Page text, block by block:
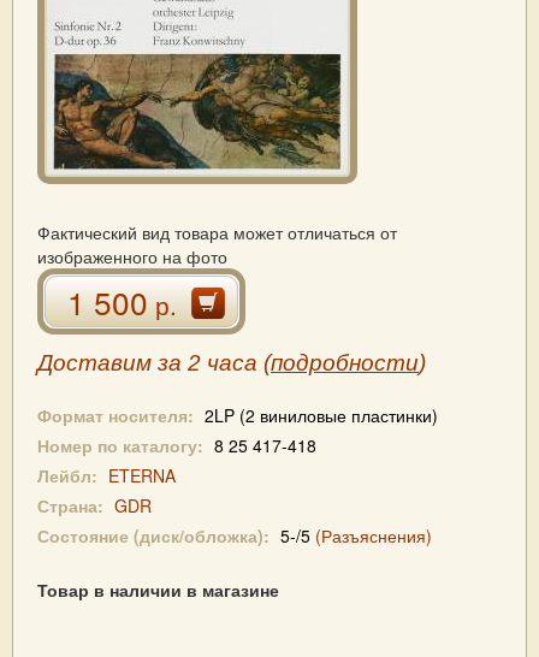
Фактический вид товара может отличаться от
изображенного на фото
1 500р.
Доставим за 2 часа (подробности)
Формат носителя: 2LP (2 виниловые пластинки)
Номер по каталогу: 8 25 417-418
Лейбл: ETERNA
Страна: GDR
Состояние (диск/обложка): 5-/5 (Разъяснения)
Товар в наличии в магазине